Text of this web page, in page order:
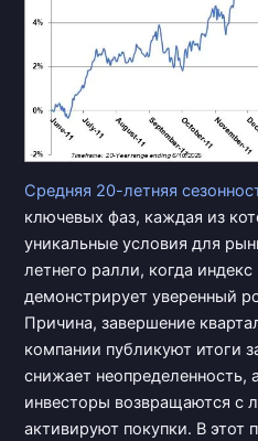
Средняя 20-летняя
ключевых фаз, каждая из
уникальные условия для
летнего ралли, когда
демонстрирует уверенный
Причина, завершение
компании публикуют итоги
снижает неопределенность,
инвесторы возвращаются с
активируют покупки. В этот